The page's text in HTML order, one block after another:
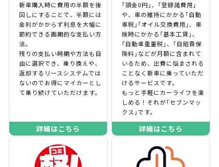
新車購入時に費用の半額を後
回しにすることで、半額には
金利がかからず利息を大幅に
節約できる画期的な支払い方
法。
残りの支払い時期や方法も自
由に選択でき、乗り換えや、
返却するリースシステムでは
ないのでお得にマイカーとし
て乗り続けていただけます。
詳細はこちら
｢頭金0円｣、｢登録諸費用｣
や、車の維持にかかる｢自動
車税｣｢オイル交換費用｣、車
検時にかかる｢基本工賃｣、
｢自動車重量税｣、｢自賠責保
険料｣などが月額に含まれて
いるため、出費に悩まされる
ことなく新車に乗っていただ
けるサービスです。
もっと手軽にカーライフを楽
しめる！それが｢セブンマッ
クス｣です。
詳細はこちら